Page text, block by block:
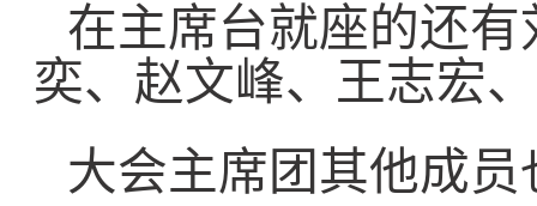
在主席台就座的还
奕、赵文峰、王志宏
大会主席团其他成